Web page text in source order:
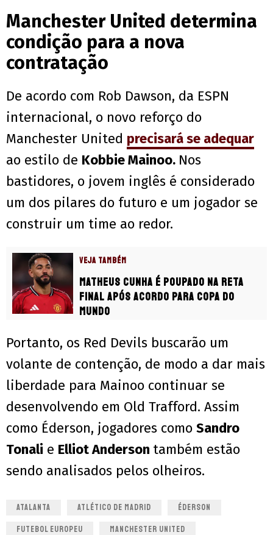
Manchester United determina
condição para a nova
contratação
De acordo com Rob Dawson, da ESPN
internacional, o novo reforço do
Manchester United precisará se adequar
ao estilo de Kobbie Mainoo. Nos
bastidores, o jovem inglês é considerado
um dos pilares do futuro e um jogador se
construir um time ao redor.
VEJA TAMBÉM
Matheus Cunha é poupado na reta
final após acordo para Copa do
Mundo
Portanto, os Red Devils buscarão um
volante de contenção, de modo a dar mais
liberdade para Mainoo continuar se
desenvolvendo em Old Trafford. Assim
como Éderson, jogadores como Sandro
Tonali e Elliot Anderson também estão
sendo analisados pelos olheiros.
ATALANTA ATLÉTICO DE MADRID ÉDERSON
FUTEBOL EUROPEU MANCHESTER UNITED